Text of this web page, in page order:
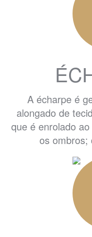
A écharpe é
alongado de
que é enrolado
os ombros;